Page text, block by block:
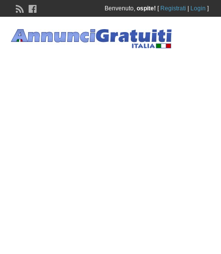
Benvenuto, ospite! [ Registrati Login ]